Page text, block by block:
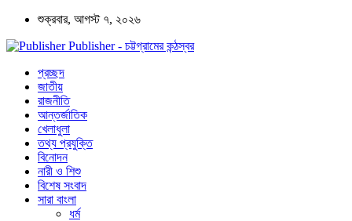
শুক্রবার, আগস্ট ৭, ২০২৬
Publisher - চট্টগ্রামের কন্ঠস্বর
প্রচ্ছদ
জাতীয়
রাজনীতি
আন্তর্জাতিক
খেলাধুলা
তথ্য প্রযুক্তি
বিনোদন
নারী ও শিশু
বিশেষ সংবাদ
সারা বাংলা
ধর্ম